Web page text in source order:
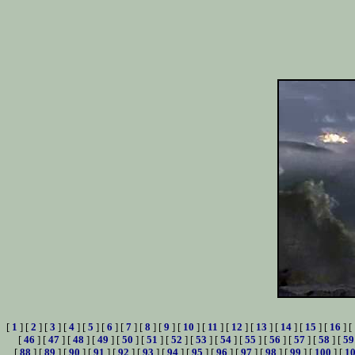
[ 1 ] [ 2 ] [ 3 ] [ 4 ] [ 5 ] [ 6 ] [ 7 ] [ 8 ] [ 9 ] [ 10 ] [ 11 ] [ 12 ] [ 13 ] [ 14 ] [ 15 ] [ 16 ] [
[ 46 ] [ 47] [ 48 ] [ 49 ] [ 50 ] [ 51 ] [ 52 ] [ 53 ] [ 54] [ 55 ] [ 56 ] [ 57] [ 58 ] [ 59
[ 88 ] [ 89 ] [ 90 ] [ 91 ] [ 92 ] [ 93 ] [ 94 ] [ 95 ] [ 96 ] [ 97 ] [ 98 ] [ 99 ] [ 100 ] [